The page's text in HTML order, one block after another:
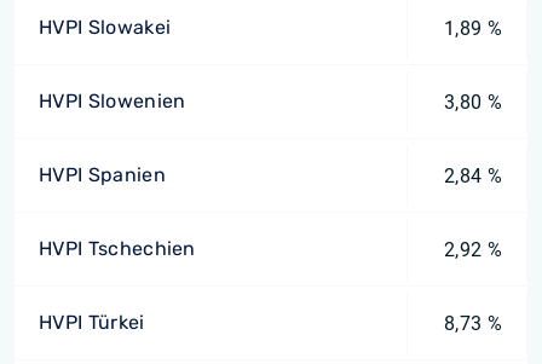
HVPI Slowakei 1,89 %
HVPI Slowenien 3,80 %
HVPI Spanien 2,84 %
HVPI Tschechien 2,92 %
HVPI Türkei 8,73 %